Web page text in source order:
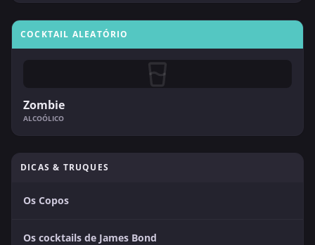
COCKTAIL ALEATÓRIO
Zombie
ALCOÓLICO
DICAS & TRUQUES
Os Copos
Os cocktails de James Bond